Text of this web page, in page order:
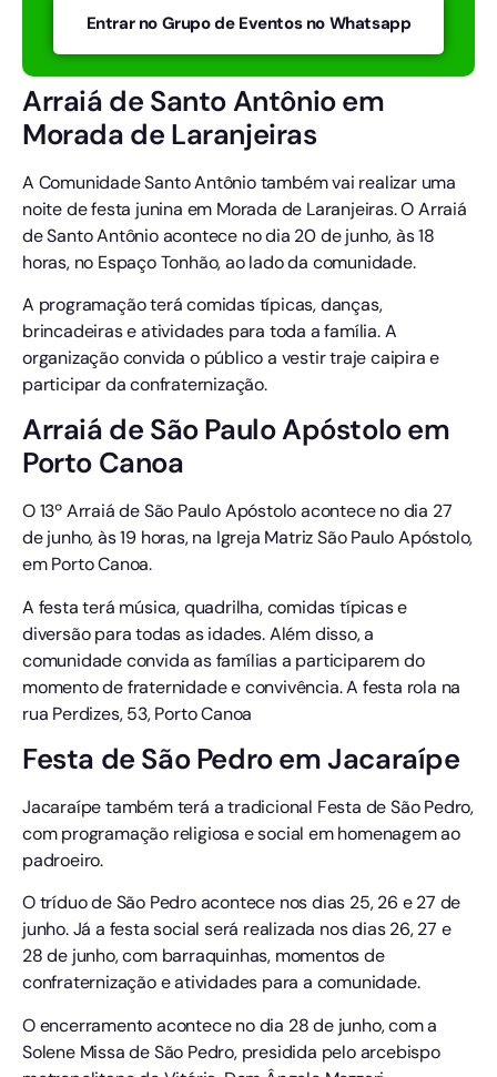
Entrar no Grupo de Eventos no Whatsapp
Arraiá de Santo Antônio em
Morada de Laranjeiras
A Comunidade Santo Antônio também vai realizar uma
noite de festa junina em Morada de Laranjeiras. O Arraiá
de Santo Antônio acontece no dia 20 de junho, às 18
horas, no Espaço Tonhão, ao lado da comunidade.
A programação terá comidas típicas, danças,
brincadeiras e atividades para toda a família. A
organização convida o público a vestir traje caipira e
participar da confraternização.
Arraiá de São Paulo Apóstolo em
Porto Canoa
O 13º Arraiá de São Paulo Apóstolo acontece no dia 27
de junho, às 19 horas, na Igreja Matriz São Paulo Apóstolo,
em Porto Canoa.
A festa terá música, quadrilha, comidas típicas e
diversão para todas as idades. Além disso, a
comunidade convida as famílias a participarem do
momento de fraternidade e convivência. A festa rola na
rua Perdizes, 53, Porto Canoa
Festa de São Pedro em Jacaraípe
Jacaraípe também terá a tradicional Festa de São Pedro,
com programação religiosa e social em homenagem ao
padroeiro.
O tríduo de São Pedro acontece nos dias 25, 26 e 27 de
junho. Já a festa social será realizada nos dias 26, 27 e
28 de junho, com barraquinhas, momentos de
confraternização e atividades para a comunidade.
O encerramento acontece no dia 28 de junho, com a
Solene Missa de São Pedro, presidida pelo arcebispo